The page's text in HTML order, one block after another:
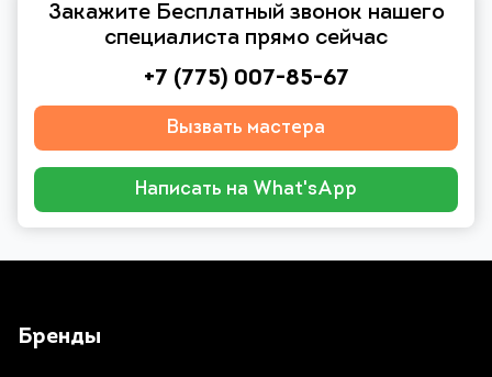
Закажите Бесплатный звонок нашего
специалиста прямо сейчас
+7 (775) 007-85-67
Вызвать мастера
Написать на What'sApp
Бренды